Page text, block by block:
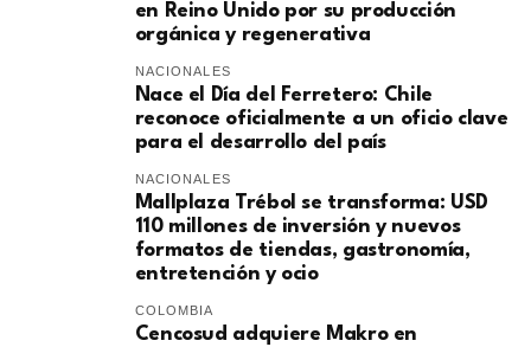
en Reino Unido por su producción
orgánica y regenerativa
NACIONALES
Nace el Día del Ferretero: Chile
reconoce oficialmente a un oficio clave
para el desarrollo del país
NACIONALES
Mallplaza Trébol se transforma: USD
110 millones de inversión y nuevos
formatos de tiendas, gastronomía,
entretención y ocio
COLOMBIA
Cencosud adquiere Makro en